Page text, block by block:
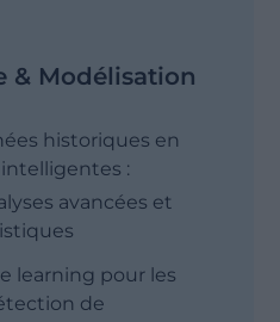
& Modélisation
historiques en
:
avancées et
learning pour les
de